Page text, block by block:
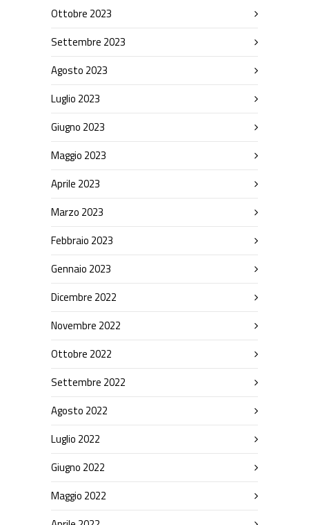
Ottobre 2023
Settembre 2023
Agosto 2023
Luglio 2023
Giugno 2023
Maggio 2023
Aprile 2023
Marzo 2023
Febbraio 2023
Gennaio 2023
Dicembre 2022
Novembre 2022
Ottobre 2022
Settembre 2022
Agosto 2022
Luglio 2022
Giugno 2022
Maggio 2022